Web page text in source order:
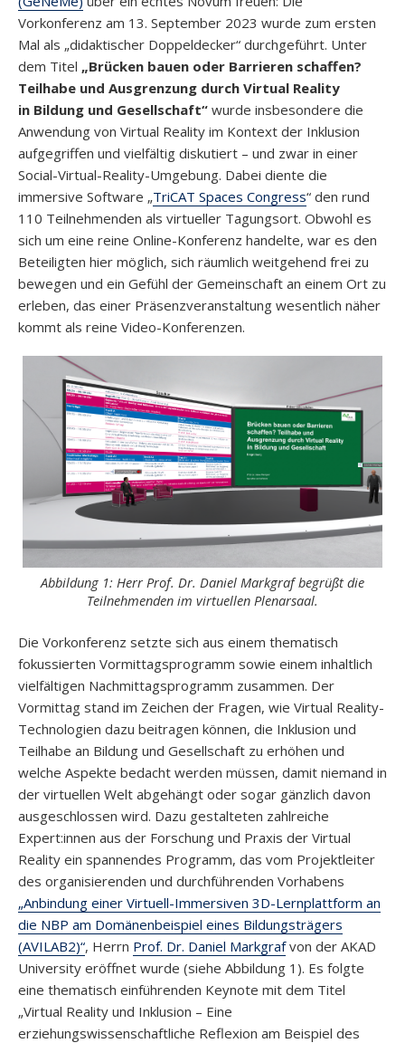
Vorkonferenz am 13. September 2023 wurde zum ersten
Mal als „didaktischer Doppeldecker“ durchgeführt. Unter
dem Titel „Brücken bauen oder Barrieren schaffen?
Teilhabe und Ausgrenzung durch Virtual Reality
in Bildung und Gesellschaft“ wurde insbesondere die
Anwendung von Virtual Reality im Kontext der Inklusion
aufgegriffen und vielfältig diskutiert – und zwar in einer
Social-Virtual-Reality-Umgebung. Dabei diente die
immersive Software „TriCAT Spaces Congress“ den rund
110 Teilnehmenden als virtueller Tagungsort. Obwohl es
sich um eine reine Online-Konferenz handelte, war es den
Beteiligten hier möglich, sich räumlich weitgehend frei zu
bewegen und ein Gefühl der Gemeinschaft an einem Ort zu
erleben, das einer Präsenzveranstaltung wesentlich näher
kommt als reine Video-Konferenzen.
Abbildung 1: Herr Prof. Dr. Daniel Markgraf begrüßt die
Teilnehmenden im virtuellen Plenarsaal.
Die Vorkonferenz setzte sich aus einem thematisch
fokussierten Vormittagsprogramm sowie einem inhaltlich
vielfältigen Nachmittagsprogramm zusammen. Der
Vormittag stand im Zeichen der Fragen, wie Virtual Reality-
Technologien dazu beitragen können, die Inklusion und
Teilhabe an Bildung und Gesellschaft zu erhöhen und
welche Aspekte bedacht werden müssen, damit niemand in
der virtuellen Welt abgehängt oder sogar gänzlich davon
ausgeschlossen wird. Dazu gestalteten zahlreiche
Expert:innen aus der Forschung und Praxis der Virtual
Reality ein spannendes Programm, das vom Projektleiter
des organisierenden und durchführenden Vorhabens
„Anbindung einer Virtuell-Immersiven 3D-Lernplattform an
die NBP am Domänenbeispiel eines Bildungsträgers
(AVILAB2)“, Herrn Prof. Dr. Daniel Markgrafvon der AKAD
University eröffnet wurde (siehe Abbildung 1). Es folgte
eine thematisch einführenden Keynote mit dem Titel
„Virtual Reality und Inklusion – Eine
erziehungswissenschaftliche Reflexion am Beispiel des